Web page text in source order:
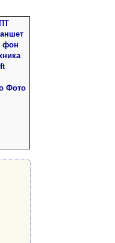
dimm
2gb
фон
Фото